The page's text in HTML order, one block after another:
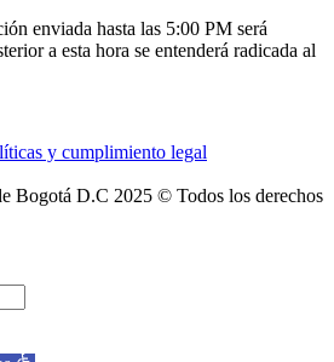
enviada hasta las 5:00 PM será
a esta hora se entenderá radicada al
y cumplimiento legal
Bogotá D.C 2025 © Todos los derechos